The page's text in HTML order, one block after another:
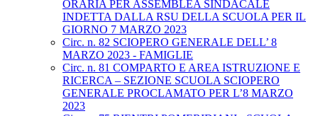
ORARIA PER ASSEMBLEA SINDACALE
INDETTA DALLA RSU DELLA SCUOLA PER IL
GIORNO 7 MARZO 2023
Circ. n. 82 SCIOPERO GENERALE DELL’ 8
MARZO 2023 - FAMIGLIE
Circ. n. 81 COMPARTO E AREA ISTRUZIONE E
RICERCA – SEZIONE SCUOLA SCIOPERO
GENERALE PROCLAMATO PER L’8 MARZO
2023